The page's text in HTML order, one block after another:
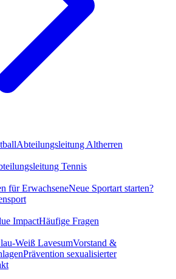
Abteilungsleitung Altherren
Tennis
für ErwachseneNeue Sportart starten?
ImpactHäufige Fragen
Weiß LavesumVorstand &
Prävention sexualisierter